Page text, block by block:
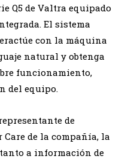
Q5 de Valtra equipado
El sistema
con la máquina
natural y obtenga
funcionamiento,
del equipo.
de
de la compañía, la
a información de